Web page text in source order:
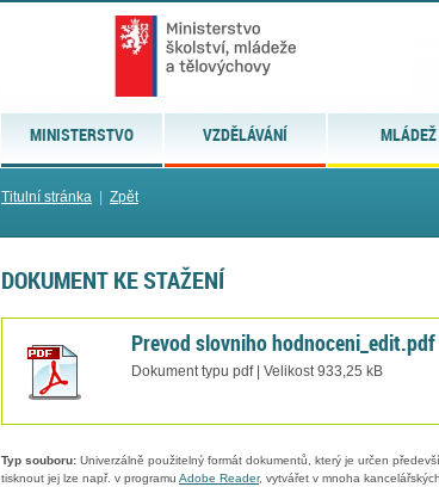
MINISTERSTVO VZDĚLÁVÁNÍ MLÁDEŽ
Titulní stránka Zpět
DOKUMENT KE STAŽENÍ
Prevod slovniho hodnoceni_edit.pdf
Dokument typu pdf | Velikost 933,25 kB
Typ souboru: Univerzálně použitelný formát dokumentů, který je určen
tisknout jej lze např. v programu Adobe Reader, vytvářet v mnoha